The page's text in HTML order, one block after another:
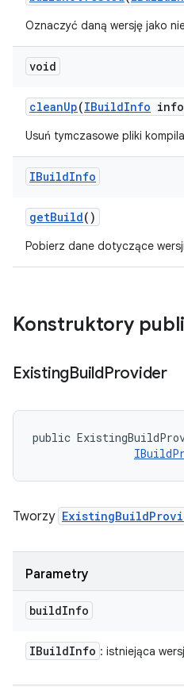
Oznaczyć daną wersję jako
void
cleanUp(IBuildInfo
Usuń tymczasowe pliki
IBuildInfo
getBuild()
Pobierz dane dotyczące
Konstruktory
ExistingBuildProvider
public
Tworzy
Parametry
buildInfo
IBuildInfo : istniejąca